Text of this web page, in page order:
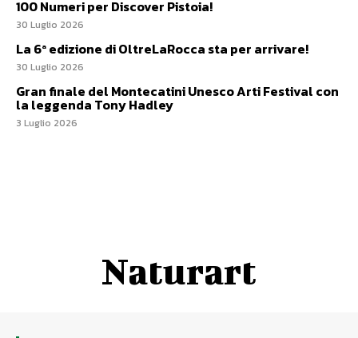
100 Numeri per Discover Pistoia!
30 Luglio 2026
La 6ª edizione di OltreLaRocca sta per arrivare!
30 Luglio 2026
Gran finale del Montecatini Unesco Arti Festival con
la leggenda Tony Hadley
3 Luglio 2026
Naturart